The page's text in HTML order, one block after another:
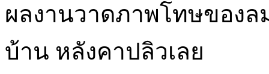
ผลงานวาดภาพโทษของ
บ้าน หลังคาปลิวเลย